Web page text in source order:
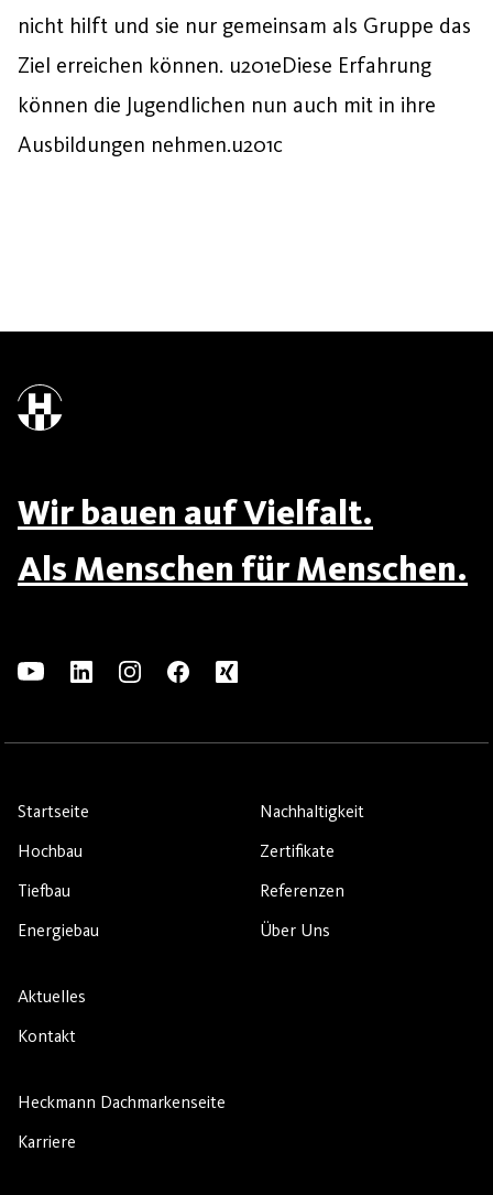
nicht hilft und sie nur gemeinsam als Gruppe das
Ziel erreichen können. u201eDiese Erfahrung
können die Jugendlichen nun auch mit in ihre
Ausbildungen nehmen.u201c
Wir bauen auf Vielfalt.
Als Menschen für Menschen.
Startseite
Hochbau
Tiefbau
Energiebau
Nachhaltigkeit
Zertifikate
Referenzen
Über Uns
Aktuelles
Kontakt
Heckmann Dachmarkenseite
Karriere